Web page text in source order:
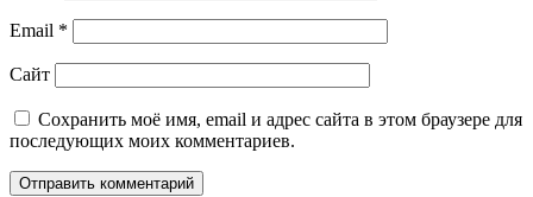
Email *
Сайт
Сохранить моё имя, email и адрес сайта в этом браузере для
последующих моих комментариев.